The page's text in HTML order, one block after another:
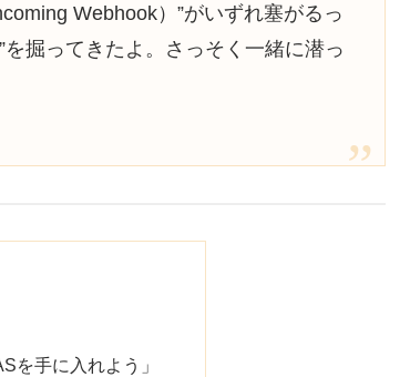
Webhook）”がいずれ塞がるっ
掘ってきたよ。さっそく一緒に潜っ
を手に入れよう」